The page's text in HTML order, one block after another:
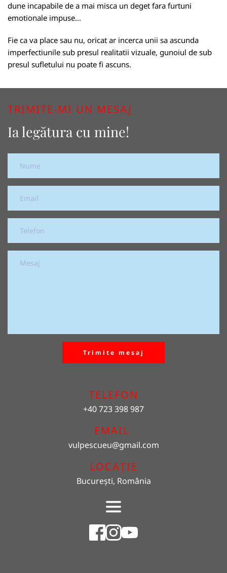
dune incapabile de a mai misca un deget fara furtuni
emotionale impuse...
Fie ca va place sau nu, oricat ar incerca unii sa ascunda
imperfectiunile sub presul realitatii vizuale, gunoiul de sub
presul sufletului nu poate fi ascuns.
TRIMITE-MI UN MESAJ
Ia legătura cu mine!
Trimite mesaj
TELEFON
+40 723 398 987
EMAIL
vulpescueu@gmail.com
LOCAȚIE
București, România